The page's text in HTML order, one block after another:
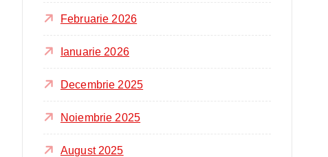
Februarie 2026
Ianuarie 2026
Decembrie 2025
Noiembrie 2025
August 2025